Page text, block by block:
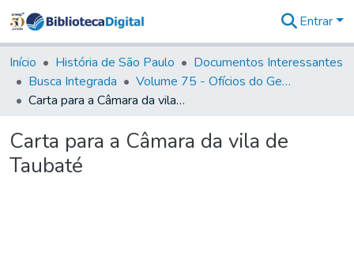
&
Coleções
Tudo na
Biblioteca
Estatísticas
Entrar
Início História de São Paulo
Documentos Interessantes
Busca Integrada
Volume 75 - Ofícios do General Martim Lopes Lobo de Saldanha (Governador da Capitania): 1776-1777
Carta para a Câmara da vila de Taubaté
Carta para a Câmara da vila de
Taubaté